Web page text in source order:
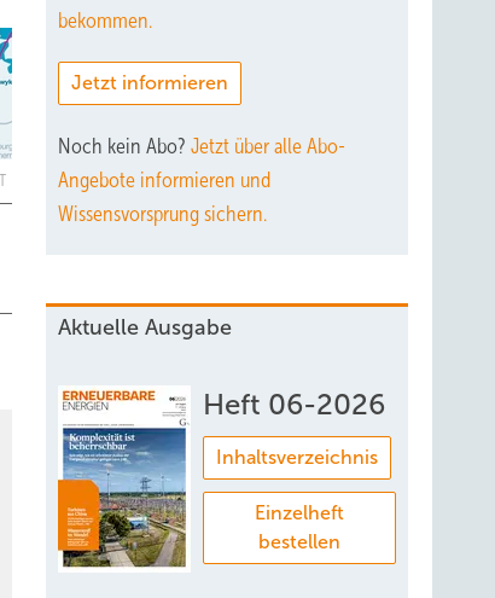
bekommen.
Jetzt informieren
Noch kein Abo? Jetzt über alle Abo-
Angebote informieren und
Wissensvorsprung sichern.
Aktuelle Ausgabe
Heft 06-2026
Inhaltsverzeichnis
Einzelheft
bestellen